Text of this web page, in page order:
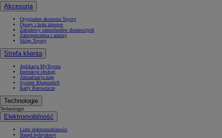
Akcesoria
Oryginalne akcesoria Toyoty
Opony i koła zimowe
Zabudowy samochodów dostawczych
Zabezpieczenia i alarmy
Sklep Toyoty
Strefa klienta
Aplikacja MyToyota
Instrukcje obsługi
Aktualizacja map
System Bluetooth®
Karty Ratownicze
Technologie
Technologie
Elektromobilność
Lider elektromobilności
Napęd hybrydowy